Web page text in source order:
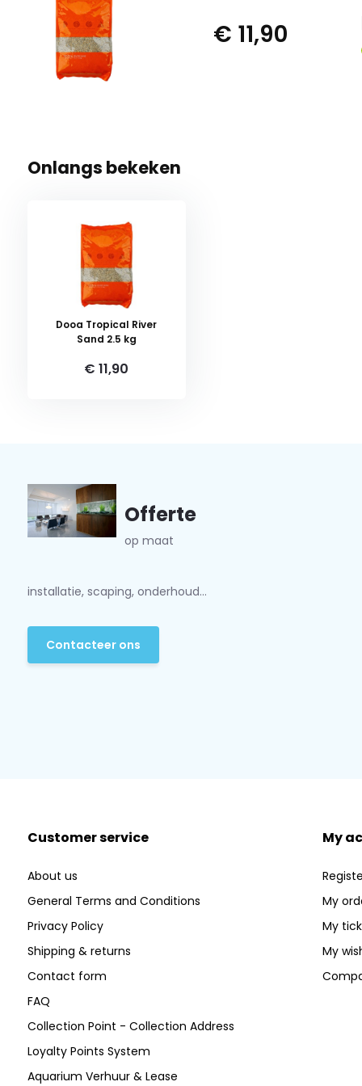
€ 11,90
Onlangs bekeken
Dooa Tropical River
Sand 2.5 kg
€ 11,90
Offerte
op maat
installatie, scaping, onderhoud...
Contacteer ons
Customer service
About us
General Terms and Conditions
Privacy Policy
Shipping & returns
Contact form
FAQ
Collection Point - Collection Address
Loyalty Points System
Aquarium Verhuur & Lease
My
My
My
My